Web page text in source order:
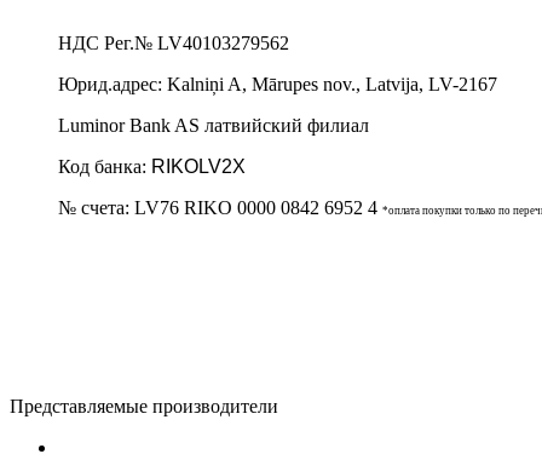
НДС Рег.№ LV40103279562
Юрид.адрес: Kalniņi A, Mārupes nov., Latvija, LV-2167
Luminor Bank AS латвийский филиал
Код банка: RIKOLV2X
№ счета: LV76 RIKO 0000 0842 6952 4 *оплата покупки только по
Представляемые производители